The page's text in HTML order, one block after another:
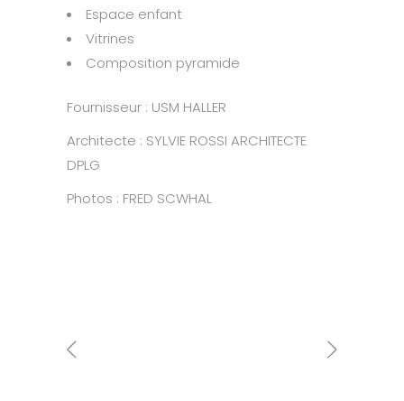
Espace enfant
Vitrines
Composition pyramide
Fournisseur : USM HALLER
Architecte : SYLVIE ROSSI ARCHITECTE
DPLG
Photos : FRED SCWHAL